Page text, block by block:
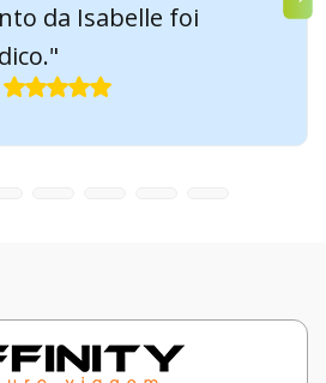
da Isabelle foi